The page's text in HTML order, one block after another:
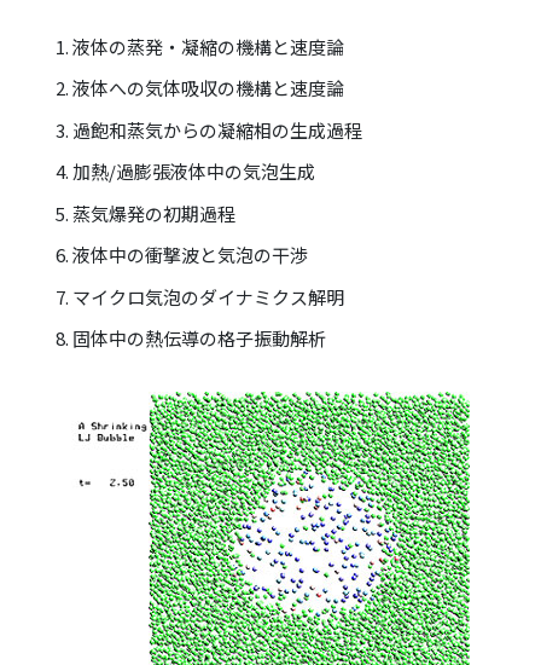
液体の蒸発・凝縮の機構と速度論
液体への気体吸収の機構と速度論
過飽和蒸気からの凝縮相の生成過程
加熱/過膨張液体中の気泡生成
蒸気爆発の初期過程
液体中の衝撃波と気泡の干渉
マイクロ気泡のダイナミクス解明
固体中の熱伝導の格子振動解析